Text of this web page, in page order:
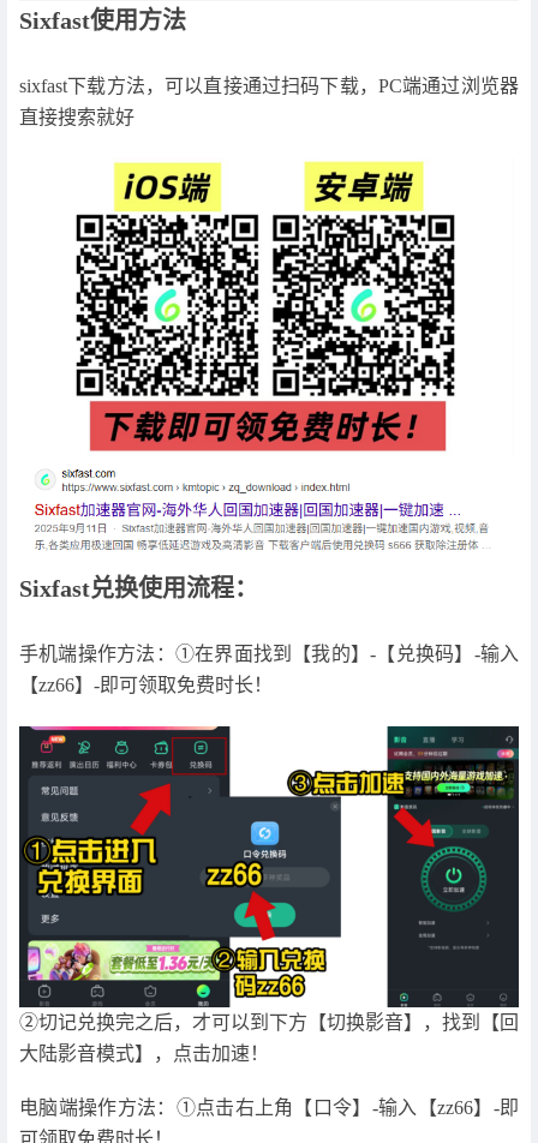
Sixfast使用方法
sixfast下载方法，可以直接通过扫码下载，PC端通过浏览器
直接搜索就好
Sixfast兑换使用流程：
手机端操作方法：①在界面找到【我的】-【兑换码】-输入
【zz66】-即可领取免费时长！
②切记兑换完之后，才可以到下方【切换影音】，找到【回
大陆影音模式】，点击加速！
电脑端操作方法：①点击右上角【口令】-输入【zz66】-即